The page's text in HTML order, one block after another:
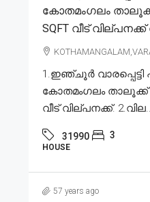
കോതമംഗലം
SQFT വീട്
1.ഇഞ്ചൂർ
കോതമംഗലം താലൂക്ക്
വീട് വില്പനക്ക്.
31990 3
HOUSE
57 years ago